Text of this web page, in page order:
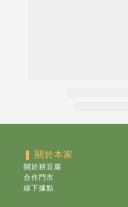
❚ 關於本家
關於耕豆腐
合作門市
線下據點